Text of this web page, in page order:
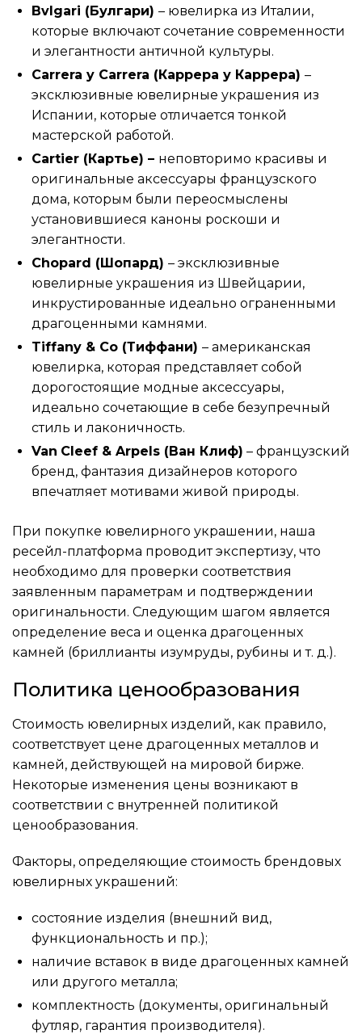
Bvlgari (Булгари) – ювелирка из Италии,
которые включают сочетание современности
и элегантности античной культуры.
Carrera y Carrera (Каррера у Каррера) –
эксклюзивные ювелирные украшения из
Испании, которые отличается тонкой
мастерской работой.
Cartier (Картье) – неповторимо красивы и
оригинальные аксессуары французского
дома, которым были переосмыслены
установившиеся каноны роскоши и
элегантности.
Chopard (Шопард) – эксклюзивные
ювелирные украшения из Швейцарии,
инкрустированные идеально ограненными
драгоценными камнями.
Tiffany & Co (Тиффани) – американская
ювелирка, которая представляет собой
дорогостоящие модные аксессуары,
идеально сочетающие в себе безупречный
стиль и лаконичность.
Van Cleef & Arpels (Ван Клиф) – французский
бренд, фантазия дизайнеров которого
впечатляет мотивами живой природы.
При покупке ювелирного украшении, наша
ресейл-платформа проводит экспертизу, что
необходимо для проверки соответствия
заявленным параметрам и подтверждении
оригинальности. Следующим шагом является
определение веса и оценка драгоценных
камней (бриллианты изумруды, рубины и т. д.).
Политика ценообразования
Стоимость ювелирных изделий, как правило,
соответствует цене драгоценных металлов и
камней, действующей на мировой бирже.
Некоторые изменения цены возникают в
соответствии с внутренней политикой
ценообразования.
Факторы, определяющие стоимость брендовых
ювелирных украшений:
состояние изделия (внешний вид,
функциональность и пр.);
наличие вставок в виде драгоценных камней
или другого металла;
комплектность (документы, оригинальный
футляр, гарантия производителя).